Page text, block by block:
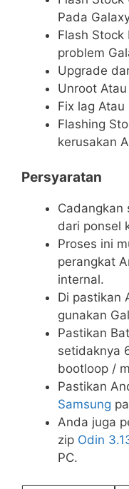
Pada
Flash Stock
problem
Upgrade
Unroot
Fix lag
Flashing
kerusakan
Persyaratan
Cadangkan
dari ponsel
Proses ini
perangkat
internal.
Di pastikan
gunakan
Pastikan
setidaknya
bootloop /
Pastikan
Samsung
Anda juga
zip Odin
PC.